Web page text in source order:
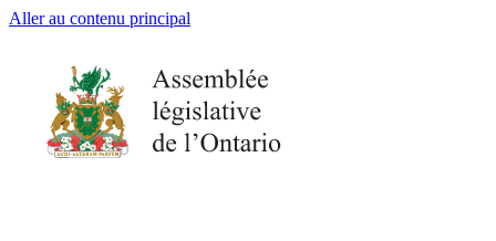
Aller au contenu principal